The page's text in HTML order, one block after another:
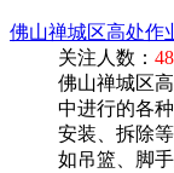
佛山禅城区高处作
关注人数：
佛山禅城区
中进行的各
安装、拆除
如吊篮、脚